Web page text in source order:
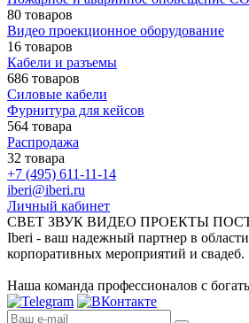
80 товаров
Видео проекционное оборудование
16 товаров
Кабели и разъемы
686 товаров
Силовые кабели
Фурнитура для кейсов
564 товара
Распродажа
32 товара
+7 (495) 611-11-14
iberi@iberi.ru
Личный кабинет
СВЕТ ЗВУК ВИДЕО ПРОЕКТЫ
Iberi - ваш надежный партнер в
корпоративных мероприятий и свадеб.
Наша команда профессионалов с